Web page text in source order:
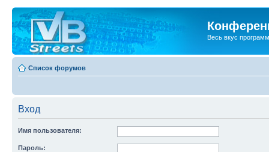
Весь вкус
Список форумов
Вход
Имя пользователя:
Пароль: